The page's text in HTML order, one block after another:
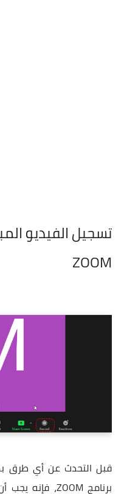
تسجيل الفيديو
ZOOM
قبل التحدث عن أي طرق